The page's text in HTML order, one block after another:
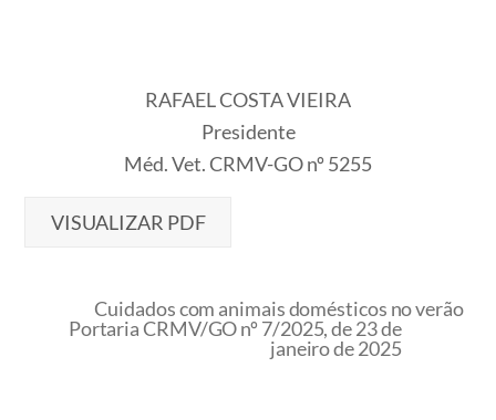
RAFAEL COSTA VIEIRA
Presidente
Méd. Vet. CRMV-GO nº 5255
VISUALIZAR PDF
Cuidados com animais domésticos no verão
Portaria CRMV/GO nº 7/2025, de 23 de
janeiro de 2025